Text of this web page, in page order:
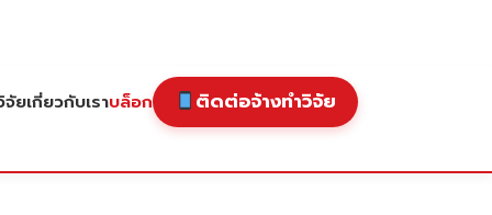
จัยเกี่ยวกับเราบล็อก ติดต่อจ้างทำวิจัย